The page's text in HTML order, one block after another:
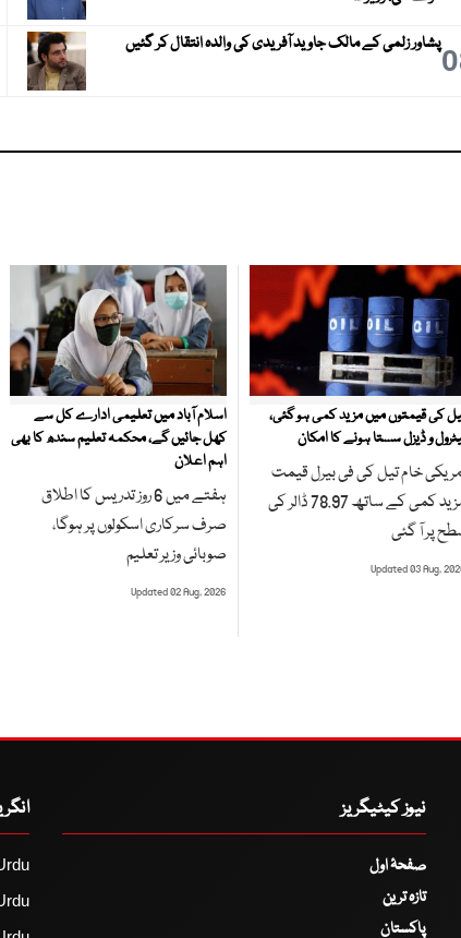
پشاور زلمی کے مالک جاوید آفریدی کی والدہ انتقال کر گئیں
کی قیمتوں میں مزید کمی ہو گئی،
و ڈیزل سستا ہونے کا امکان
خام تیل کی فی بیرل قیمت
مزید کمی کے ساتھ 78.97 ڈالر کی
پر آ گئی
Updated 03 Aug,
اسلام آباد میں تعلیمی ادارے کل سے
کھل جائیں گے، محکمہ تعلیم سندھ کا بھی
اہم اعلان
ہفتے میں 6 روز تدریس کا اطلاق
صرف سرکاری اسکولوں پر ہوگا،
صوبائی وزیر تعلیم
Updated 02 Aug, 2026
نیوز کیٹیگریز
صفحۂ اول
تازہ ترین
پاکستان